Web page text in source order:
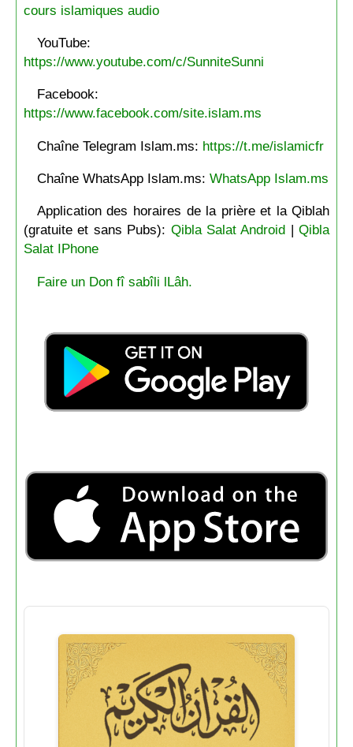
cours islamiques audio
YouTube:
https://www.youtube.com/c/SunniteSunni
Facebook:
https://www.facebook.com/site.islam.ms
Chaîne Telegram Islam.ms: https://t.me/islamicfr
Chaîne WhatsApp Islam.ms: WhatsApp Islam.ms
Application des horaires de la prière et la Qiblah
(gratuite et sans Pubs): Qibla Salat Android |Qibla
Salat IPhone
Faire un Don fî sabîli lLâh.